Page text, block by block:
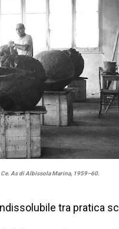
As di Albissola Marina, 1959–60.
tra pratica